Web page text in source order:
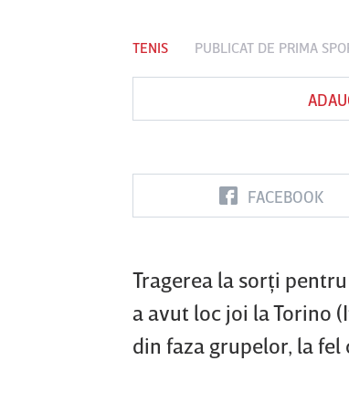
TENIS PUBLICAT DE PRIMA
FACEBOOK
Tragerea la sorţi
a avut loc joi la Torino
din faza grupelor, la fel
FC Botoşani
Vs
Corvinul
Hunedoara